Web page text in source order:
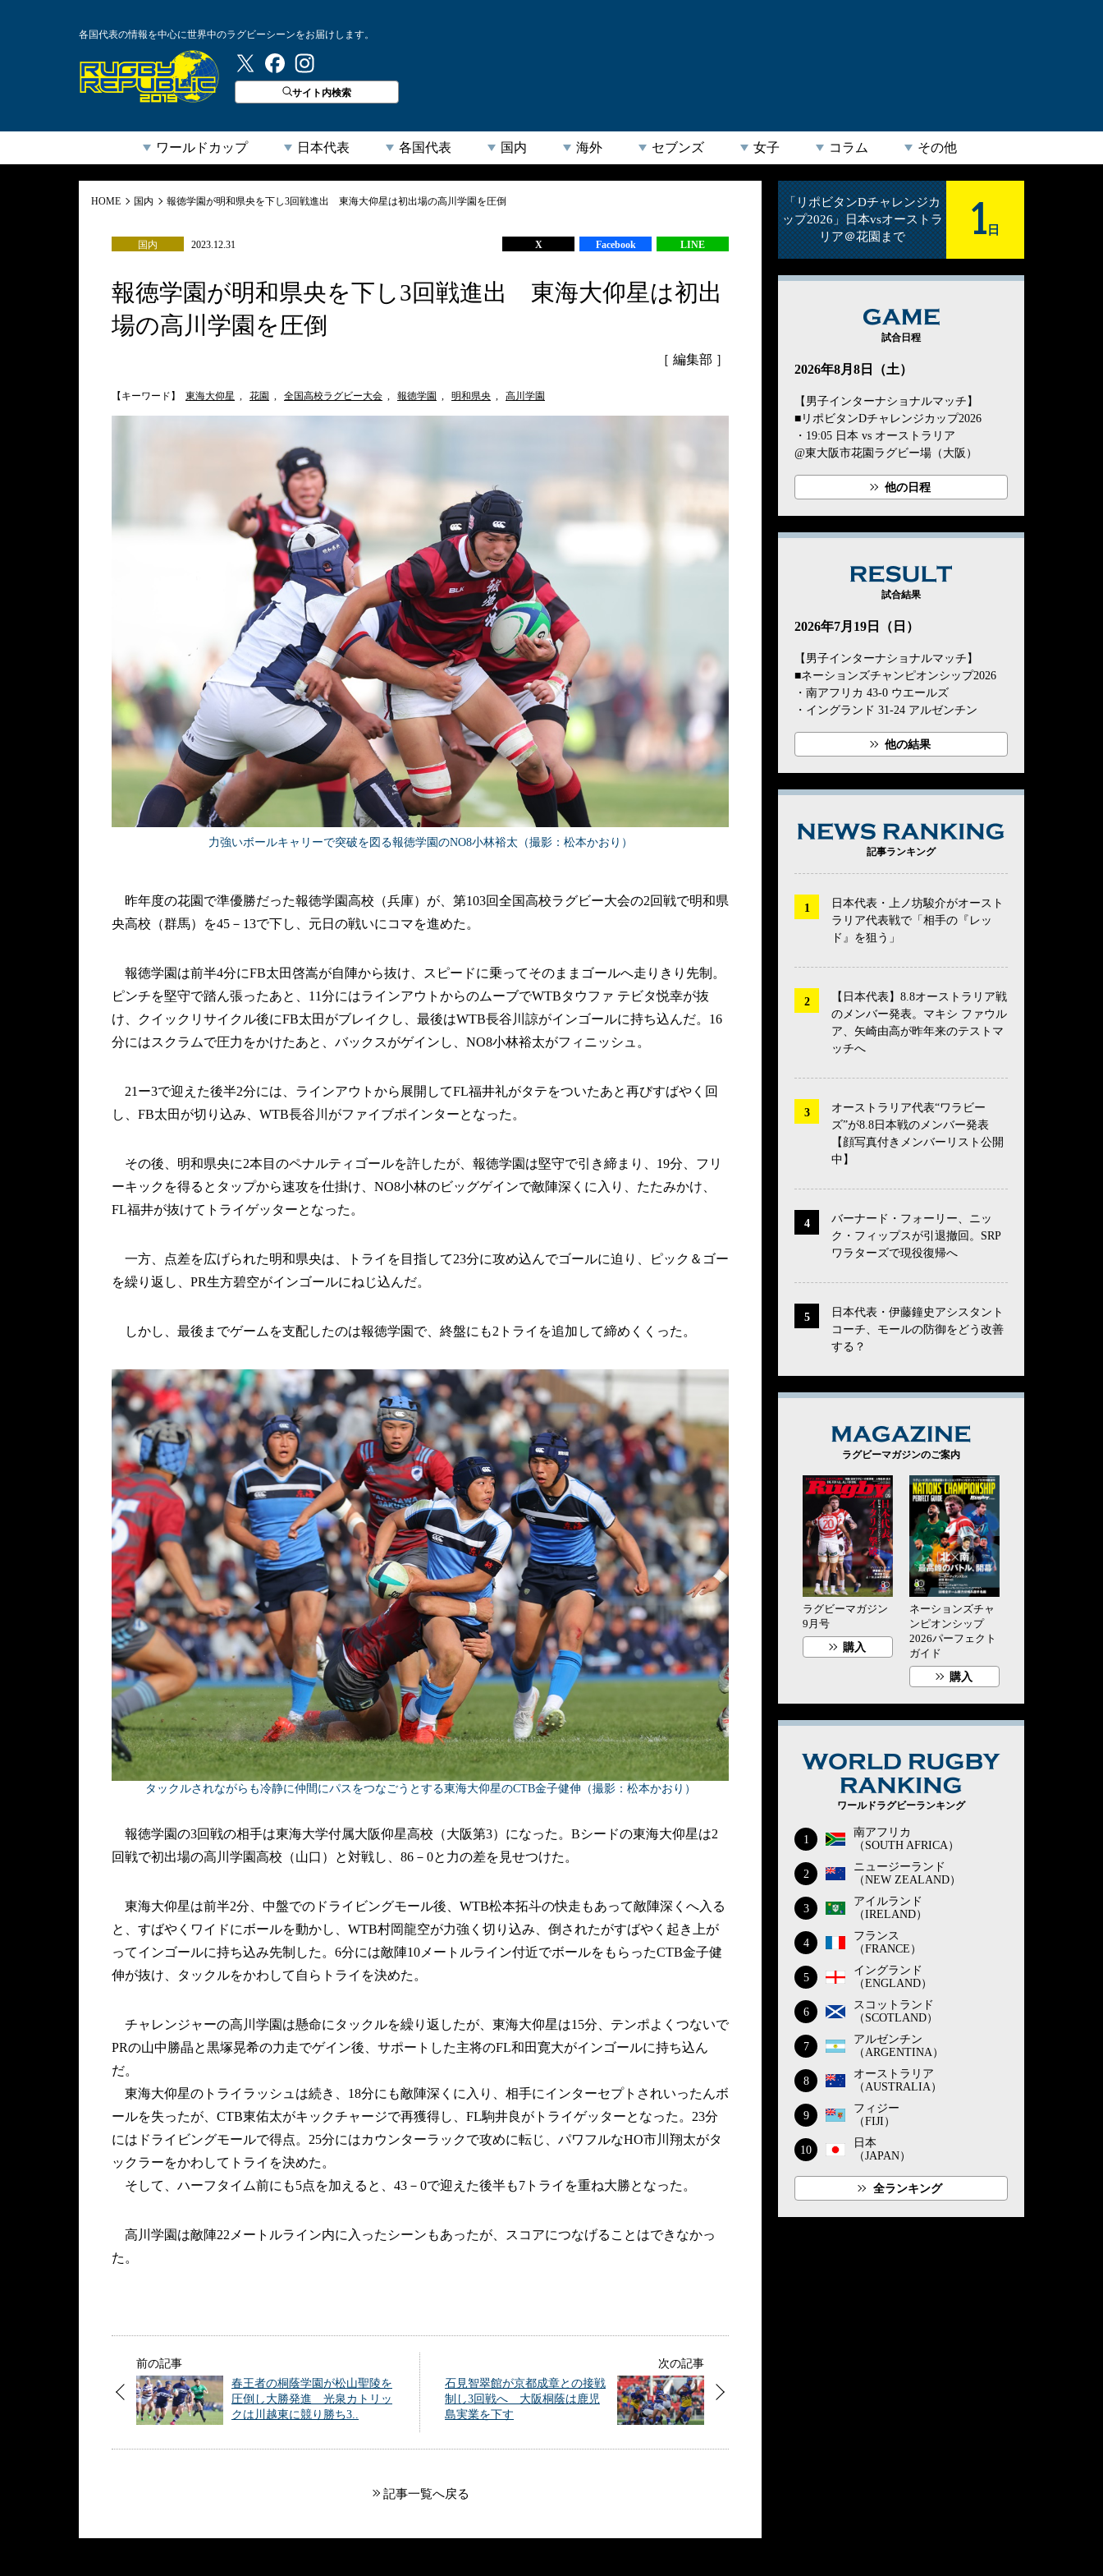
各国代表の情報を中心に世界中のラグビーシーンをお届けします。
ラグビーリパブリック
サイト内検索
ワールドカップ 日本代表 各国代表 国内 海外 セブンズ 女子 コラム その他
HOME 国内 報徳学園が明和県央を下し3回戦進出 東海大仰星は初出場の高川学園を圧倒
国内 2023.12.31 X Facebook LINE
報徳学園が明和県央を下し3回戦進出 東海大仰星は初出
場の高川学園を圧倒
［ 編集部 ］
【キーワード】 東海大仰星 , 花園 , 全国高校ラグビー大会 , 報徳学園 , 明和県央 , 高川学園
力強いボールキャリーで突破を図る報徳学園のNO8小林裕太（撮影：松本かおり）
昨年度の花園で準優勝だった報徳学園高校（兵庫）が、第103回全国高校ラグビー大会の2回戦で明和県
央高校（群馬）を45－13で下し、元日の戦いにコマを進めた。
報徳学園は前半4分にFB太田啓嵩が自陣から抜け、スピードに乗ってそのままゴールへ走りきり先制。
ピンチを堅守で踏ん張ったあと、11分にはラインアウトからのムーブでWTBタウファ テビタ悦幸が抜
け、クイックリサイクル後にFB太田がブレイクし、最後はWTB長谷川諒がインゴールに持ち込んだ。16
分にはスクラムで圧力をかけたあと、バックスがゲインし、NO8小林裕太がフィニッシュ。
21ー3で迎えた後半2分には、ラインアウトから展開してFL福井礼がタテをついたあと再びすばやく回
し、FB太田が切り込み、WTB長谷川がファイブポインターとなった。
その後、明和県央に2本目のペナルティゴールを許したが、報徳学園は堅守で引き締まり、19分、フリ
ーキックを得るとタップから速攻を仕掛け、NO8小林のビッグゲインで敵陣深くに入り、たたみかけ、
FL福井が抜けてトライゲッターとなった。
一方、点差を広げられた明和県央は、トライを目指して23分に攻め込んでゴールに迫り、ピック＆ゴー
を繰り返し、PR生方碧空がインゴールにねじ込んだ。
しかし、最後までゲームを支配したのは報徳学園で、終盤にも2トライを追加して締めくくった。
タックルされながらも冷静に仲間にパスをつなごうとする東海大仰星のCTB金子健伸（撮影：松本かおり）
報徳学園の3回戦の相手は東海大学付属大阪仰星高校（大阪第3）になった。Bシードの東海大仰星は2
回戦で初出場の高川学園高校（山口）と対戦し、86－0と力の差を見せつけた。
東海大仰星は前半2分、中盤でのドライビングモール後、WTB松本拓斗の快走もあって敵陣深くへ入る
と、すばやくワイドにボールを動かし、WTB村岡龍空が力強く切り込み、倒されたがすばやく起き上が
ってインゴールに持ち込み先制した。6分には敵陣10メートルライン付近でボールをもらったCTB金子健
伸が抜け、タックルをかわして自らトライを決めた。
チャレンジャーの高川学園は懸命にタックルを繰り返したが、東海大仰星は15分、テンポよくつないで
PRの山中勝晶と黒塚晃希の力走でゲイン後、サポートした主将のFL和田寛大がインゴールに持ち込ん
だ。
東海大仰星のトライラッシュは続き、18分にも敵陣深くに入り、相手にインターセプトされいったんボ
ールを失ったが、CTB東佑太がキックチャージで再獲得し、FL駒井良がトライゲッターとなった。23分
にはドライビングモールで得点。25分にはカウンターラックで攻めに転じ、パワフルなHO市川翔太がタ
ックラーをかわしてトライを決めた。
そして、ハーフタイム前にも5点を加えると、43－0で迎えた後半も7トライを重ね大勝となった。
高川学園は敵陣22メートルライン内に入ったシーンもあったが、スコアにつなげることはできなかっ
た。
前の記事
春王者の桐蔭学園が松山聖陵を
圧倒し大勝発進 光泉カトリッ
クは川越東に競り勝ち3..
次の記事
石見智翠館が京都成章との接戦
制し3回戦へ 大阪桐蔭は鹿児
島実業を下す
記事一覧へ戻る
「リポビタンDチャレンジカ
ップ2026」日本vsオーストラ
リア＠花園まで
1 日
GAME
試合日程
2026年8月8日（土）
【男子インターナショナルマッチ】
■リポビタンDチャレンジカップ2026
・19:05 日本 vs オーストラリア
@東大阪市花園ラグビー場（大阪）
他の日程
試合結果
2026年7月19日（日）
【男子インターナショナルマッチ】
■ネーションズチャンピオンシップ2026
・南アフリカ 43-0 ウエールズ
・イングランド 31-24 アルゼンチン
他の結果
記事ランキング
日本代表・上ノ坊駿介がオースト
ラリア代表戦で「相手の『レッ
ド』を狙う」
【日本代表】8.8オーストラリア戦
のメンバー発表。マキシ ファウル
ア、矢崎由高が昨年来のテストマ
ッチへ
オーストラリア代表“ワラビー
ズ”が8.8日本戦のメンバー発表
【顔写真付きメンバーリスト公開
中】
バーナード・フォーリー、ニッ
ク・フィップスが引退撤回。SRP
ワラターズで現役復帰へ
日本代表・伊藤鐘史アシスタント
コーチ、モールの防御をどう改善
する？
ラグビーマガジンのご案内
ラグビーマガジン
9月号
購入
ネーションズチャ
ンピオンシップ
2026パーフェクト
ガイド
購入
ワールドラグビーランキング
1
南アフリカ
（SOUTH AFRICA）
2
ニュージーランド
（NEW ZEALAND）
3
アイルランド
（IRELAND）
4
フランス
（FRANCE）
5
イングランド
（ENGLAND）
6
スコットランド
（SCOTLAND）
7
アルゼンチン
（ARGENTINA）
8
オーストラリア
（AUSTRALIA）
9
フィジー
（FIJI）
10
日本
（JAPAN）
全ランキング